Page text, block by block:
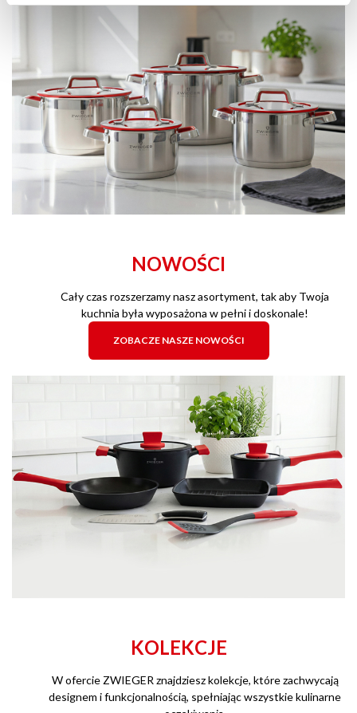
NOWOŚCI
Cały czas rozszerzamy nasz asortyment, tak aby Twoja
kuchnia była wyposażona w pełni i doskonale!
ZOBACZE NASZE NOWOŚCI
KOLEKCJE
W ofercie ZWIEGER znajdziesz kolekcje, które zachwycają
designem i funkcjonalnością, spełniając wszystkie kulinarne